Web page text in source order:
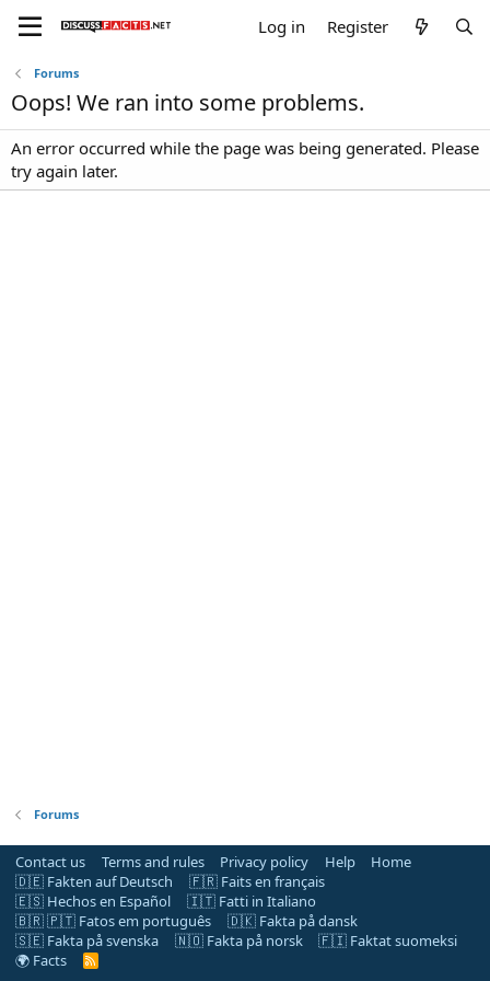
Log in Register
Forums
Oops! We ran into some problems.
An error occurred while the page was being generated. Please
try again later.
Forums
Contact us Terms and rules Privacy policy Help
Home
🇩🇪 Fakten auf Deutsch
🇫🇷 Faits en français
🇪🇸 Hechos en Español
🇮🇹 Fatti in Italiano
🇧🇷 🇵🇹 Fatos em português
🇩🇰 Fakta på dansk
🇸🇪 Fakta på svenska
🇳🇴 Fakta på norsk
🇫🇮 Faktat suomeksi
🌍 Facts
R